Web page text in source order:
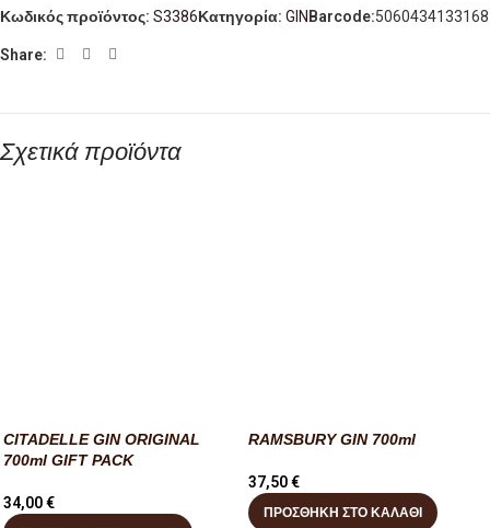
Κωδικός προϊόντος: S3386Κατηγορία: GIN Barcode:5060434133168
Share:
Σχετικά προϊόντα
CITADELLE GIN ORIGINAL
700ml GIFT PACK
34,00€
RAMSBURY GIN 700ml
37,50€
ΠΡΟΣΘΉΚΗ ΣΤΟ ΚΑΛΆΘΙ